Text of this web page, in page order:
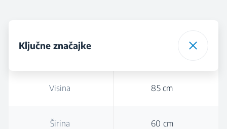
Ključne značajke
Visina 85 cm
Širina 60 cm